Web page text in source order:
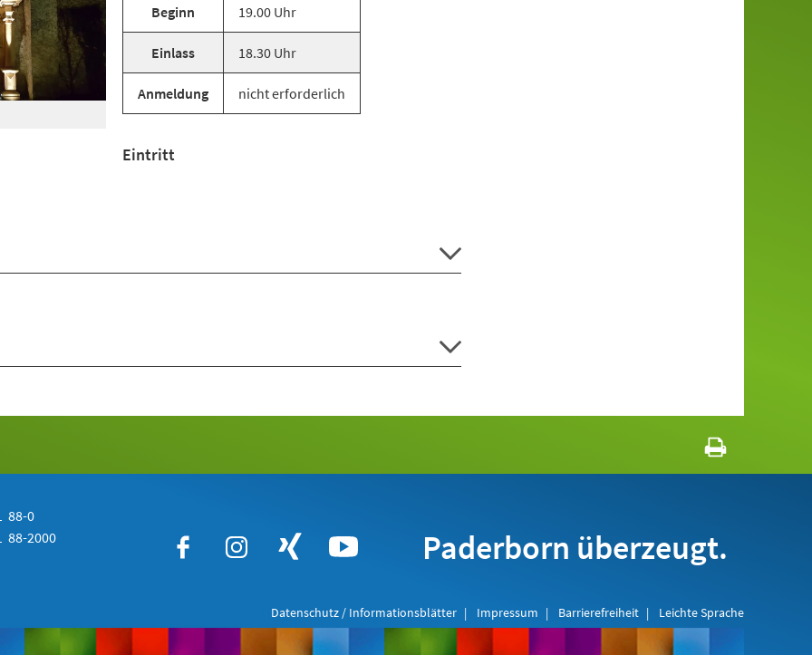
Beginn 19.00 Uhr
Einlass 18.30 Uhr
Anmeldung nicht erforderlich
Eintritt
88-0
88-2000 Paderborn überzeugt.
Datenschutz / Informationsblätter Impressum Barrierefreiheit Leichte Sprache